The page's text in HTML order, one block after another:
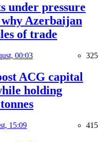
under pressure
Azerbaijan
of trade
00:03 325
ACG capital
holding
15:09 415